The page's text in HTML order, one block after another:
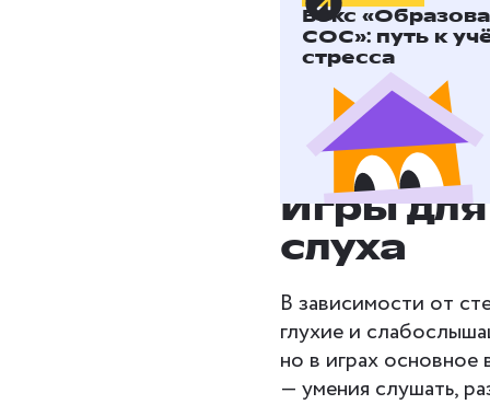
Бокс
СОС»: путь к
стресса
Через игру
развивает
адаптированных
Игры
слуха
В зависимости от
глухие и
но в играх основное
— умения слушать,